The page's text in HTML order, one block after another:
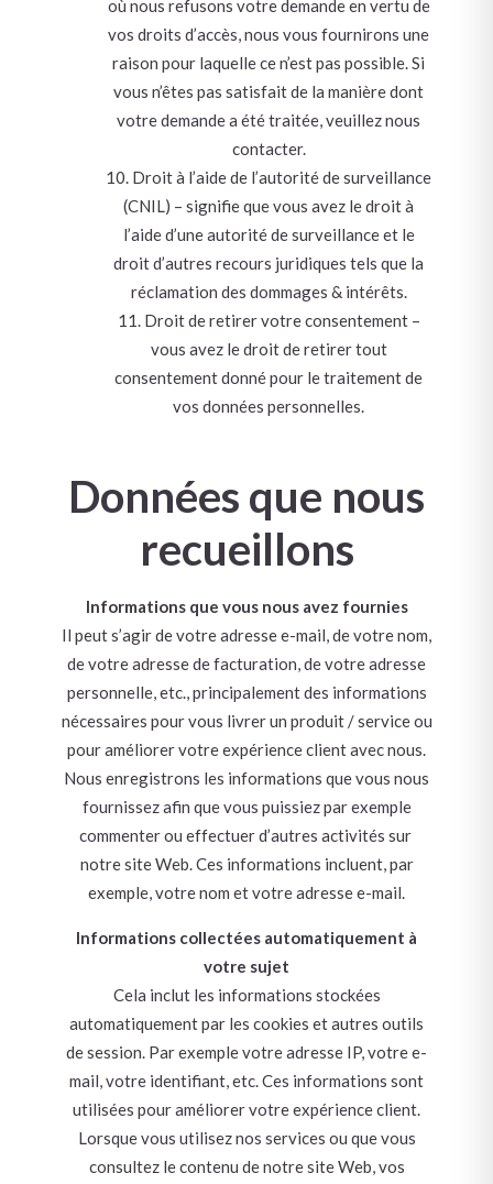
où nous refusons votre demande en vertu de
vos droits d’accès, nous vous fournirons une
raison pour laquelle ce n’est pas possible. Si
vous n’êtes pas satisfait de la manière dont
votre demande a été traitée, veuillez nous
contacter.
Droit à l’aide de l’autorité de surveillance
(CNIL) – signifie que vous avez le droit à
l’aide d’une autorité de surveillance et le
droit d’autres recours juridiques tels que la
réclamation des dommages & intérêts.
Droit de retirer votre consentement –
vous avez le droit de retirer tout
consentement donné pour le traitement de
vos données personnelles.
Données que nous
recueillons​
Informations que vous nous avez fournies
Il peut s’agir de votre adresse e-mail, de votre nom,
de votre adresse de facturation, de votre adresse
personnelle, etc., principalement des informations
nécessaires pour vous livrer un produit / service ou
pour améliorer votre expérience client avec nous.
Nous enregistrons les informations que vous nous
fournissez afin que vous puissiez par exemple
commenter ou effectuer d’autres activités sur
notre site Web. Ces informations incluent, par
exemple, votre nom et votre adresse e-mail.
Informations collectées automatiquement à
votre sujet
Cela inclut les informations stockées
automatiquement par les cookies et autres outils
de session. Par exemple votre adresse IP, votre e-
mail, votre identifiant, etc. Ces informations sont
utilisées pour améliorer votre expérience client.
Lorsque vous utilisez nos services ou que vous
consultez le contenu de notre site Web, vos